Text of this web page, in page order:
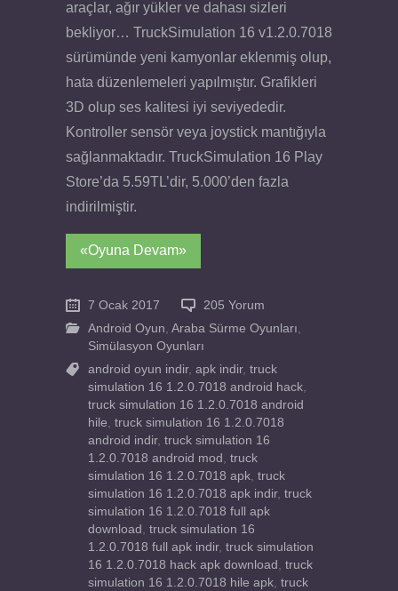
araçlar, ağır yükler ve dahası sizleri
bekliyor… TruckSimulation 16 v1.2.0.7018
sürümünde yeni kamyonlar eklenmiş olup,
hata düzenlemeleri yapılmıştır. Grafikleri
3D olup ses kalitesi iyi seviyededir.
Kontroller sensör veya joystick mantığıyla
sağlanmaktadır. TruckSimulation 16 Play
Store’da 5.59TL’dir, 5.000’den fazla
indirilmiştir.
«Oyuna Devam»
7 Ocak 2017
205 Yorum
Android Oyun, Araba Sürme Oyunları,
Simülasyon Oyunları
android oyun indir, apk indir, truck
simulation 16 1.2.0.7018 android hack,
truck simulation 16 1.2.0.7018 android
hile, truck simulation 16 1.2.0.7018
android indir, truck simulation 16
1.2.0.7018 android mod , truck
simulation 16 1.2.0.7018 apk, truck
simulation 16 1.2.0.7018 apk indir, truck
simulation 16 1.2.0.7018 full apk
download , truck simulation 16
1.2.0.7018 full apk indir, truck simulation
16 1.2.0.7018 hack apk download , truck
simulation 16 1.2.0.7018 hile apk, truck